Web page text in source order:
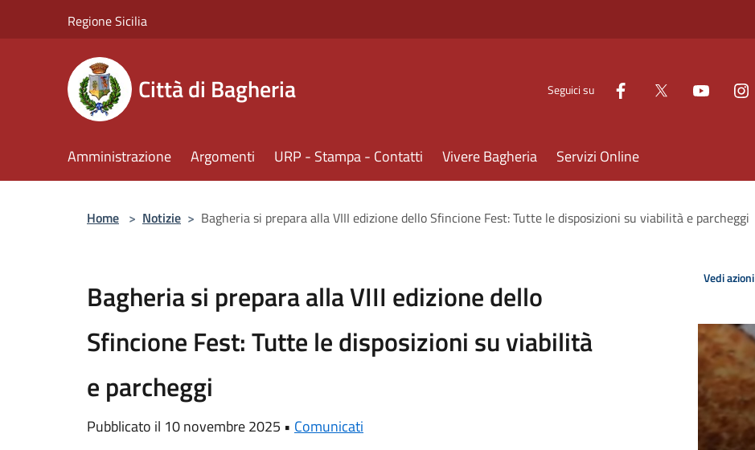
Regione Sicilia
Città di Bagheria Seguici su
Amministrazione Argomenti URP - Stampa - Contatti Vivere Bagheria Servizi Online
Home > Notizie > Bagheria si prepara alla VIII edizione dello Sfincione Fest: Tutte le disposizioni su viabilità e parcheggi
Bagheria si prepara alla VIII edizione dello
Sfincione Fest: Tutte le disposizioni su viabilità
e parcheggi
Pubblicato il 10 novembre 2025 • Comunicati
Vedi azioni